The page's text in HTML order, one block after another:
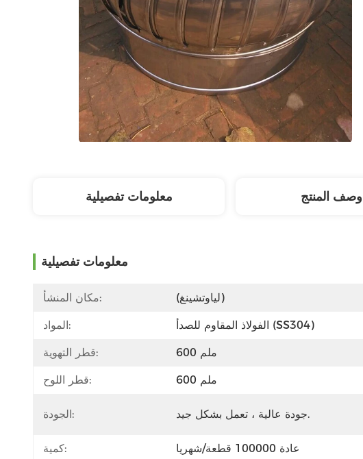
معلومات تفصيلية وصف المنتج
معلومات تفصيلية
مكان المنشأ: (لياوتشينغ)
المواد: الفولاذ المقاوم للصدأ (SS304)
قطر التهوية: 600 ملم
قطر اللوح: 600 ملم
الجودة: جودة عالية ، تعمل بشكل جيد.
كمية: عادة 100000 قطعة/شهريا